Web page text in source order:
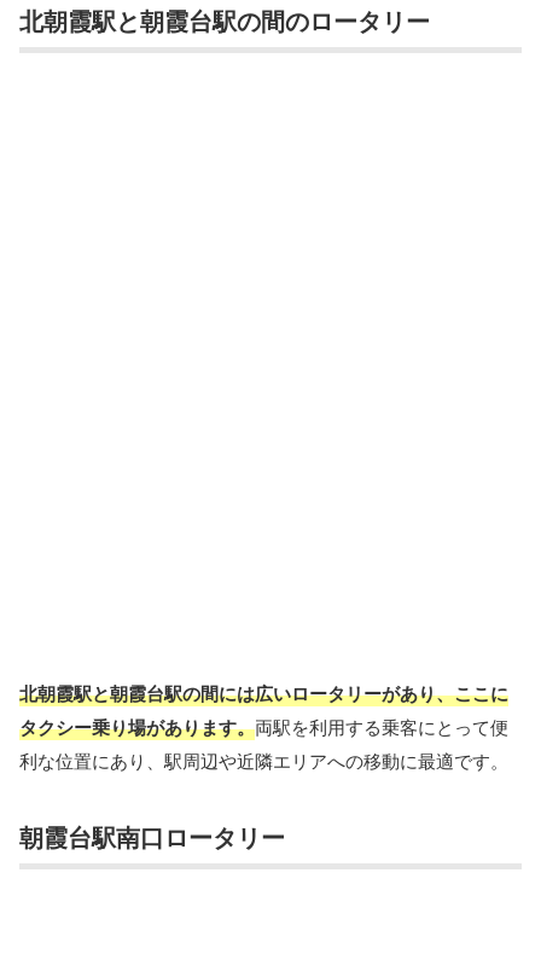
北朝霞駅と朝霞台駅の間のロータリー
北朝霞駅と朝霞台駅の間には広いロータリーがあり、ここに
タクシー乗り場があります。両駅を利用する乗客にとって便
利な位置にあり、駅周辺や近隣エリアへの移動に最適です。
朝霞台駅南口ロータリー